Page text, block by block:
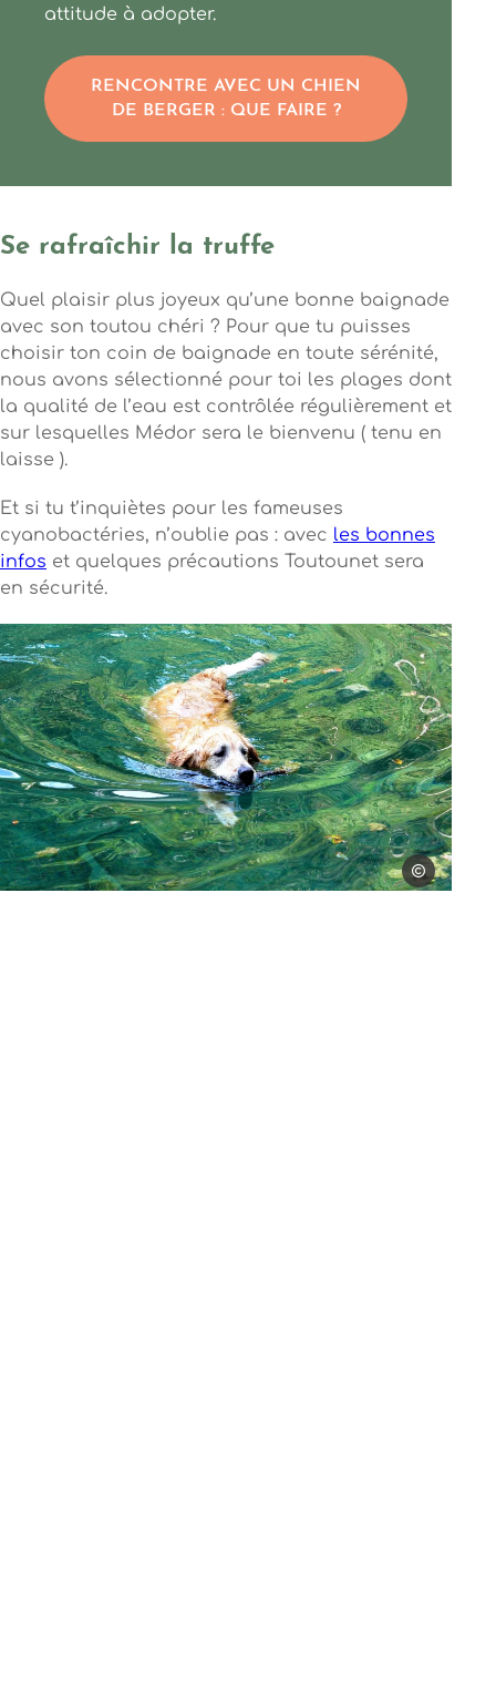
attitude à adopter.
RENCONTRE AVEC UN CHIEN
DE BERGER : QUE FAIRE ?
Se rafraîchir la truffe
Photo, © NKobler
NKobler
Quel plaisir plus joyeux qu’une bonne baignade
avec son toutou chéri ? Pour que tu puisses
choisir ton coin de baignade en toute sérénité,
nous avons sélectionné pour toi les plages dont
la qualité de l’eau est contrôlée régulièrement et
sur lesquelles Médor sera le bienvenu ( tenu en
laisse ).
Et si tu t’inquiètes pour les fameuses
cyanobactéries, n’oublie pas : avec les bonnes
infos et quelques précautions Toutounet sera
en sécurité.